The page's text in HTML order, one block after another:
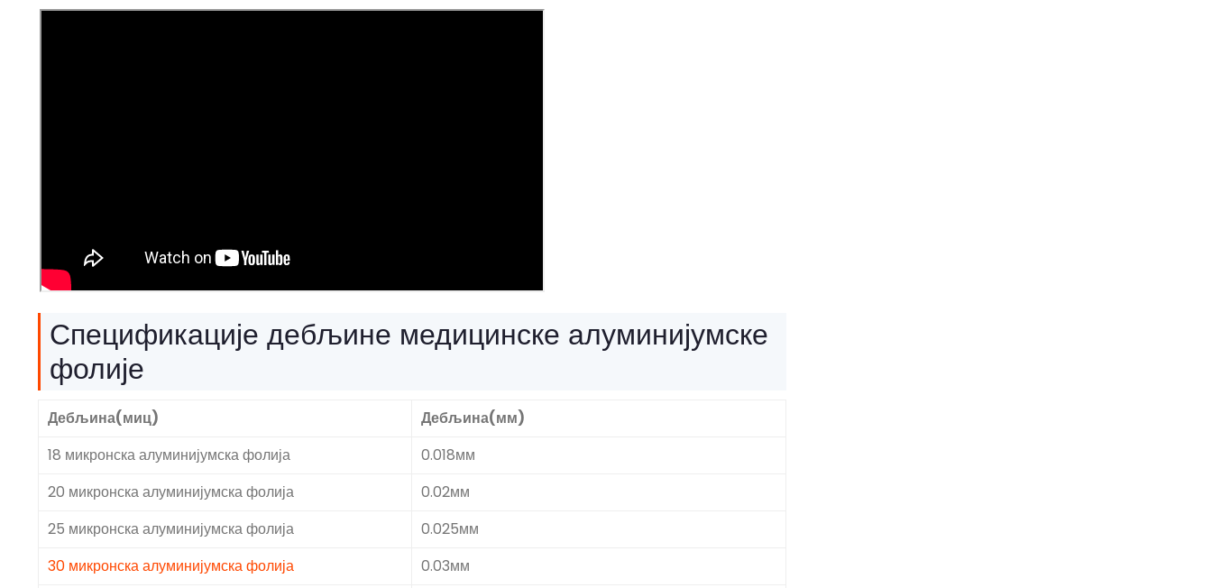
Спецификације дебљине медицинске алуминијумске
фолије
Дебљина(миц)
Дебљина(мм)
18 микронска алуминијумска фолија
0.018мм
20 микронска алуминијумска фолија
0.02мм
25 микронска алуминијумска фолија
0.025мм
30 микронска алуминијумска фолија
0.03мм